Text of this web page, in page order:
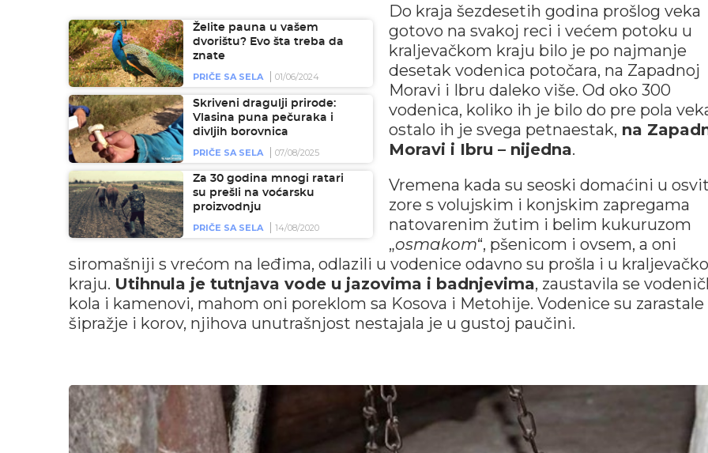
Želite pauna u vašem
dvorištu? Evo šta treba da
znate
PRIČE SA SELA
01/06/2024
Skriveni dragulji prirode:
Vlasina puna pečuraka i
divljih borovnica
PRIČE SA SELA
07/08/2025
Za 30 godina mnogi ratari
su prešli na voćarsku
proizvodnju
PRIČE SA SELA
14/08/2020
Do kraja šezdesetih godina prošlog veka
gotovo na svakoj reci i većem potoku u
kraljevačkom kraju bilo je po najmanje
desetak vodenica potočara, na Zapadnoj
Moravi i Ibru daleko više. Od oko 300
vodenica, koliko ih je bilo do pre pola
ostalo ih je svega petnaestak, na
Moravi i Ibru – nijedna.
Vremena kada su seoski domaćini u osvit
zore s volujskim i konjskim zapregama
natovarenim žutim i belim kukuruzom
„osmakom“, pšenicom i ovsem, a oni
siromašniji s vrećom na leđima, odlazili u vodenice odavno su prošla i u
kraju. Utihnula je tutnjava vode u jazovima i badnjevima, zaustavila se
kola i kamenovi, mahom oni poreklom sa Kosova i Metohije. Vodenice su zarastale
šipražje i korov, njihova unutrašnjost nestajala je u gustoj paučini.